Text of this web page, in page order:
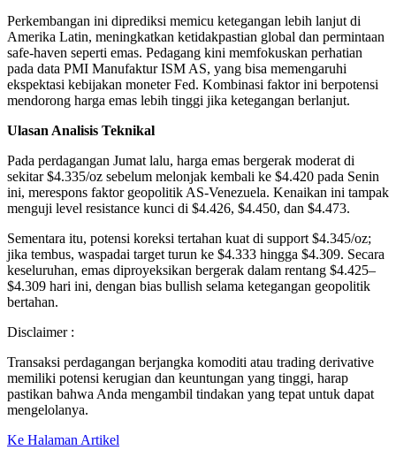
Perkembangan ini diprediksi memicu ketegangan lebih lanjut di
Amerika Latin, meningkatkan ketidakpastian global dan permintaan
safe-haven seperti emas. Pedagang kini memfokuskan perhatian
pada data PMI Manufaktur ISM AS, yang bisa memengaruhi
ekspektasi kebijakan moneter Fed. Kombinasi faktor ini berpotensi
mendorong harga emas lebih tinggi jika ketegangan berlanjut.
Ulasan Analisis Teknikal
Pada perdagangan Jumat lalu, harga emas bergerak moderat di
sekitar $4.335/oz sebelum melonjak kembali ke $4.420 pada Senin
ini, merespons faktor geopolitik AS-Venezuela. Kenaikan ini tampak
menguji level resistance kunci di $4.426, $4.450, dan $4.473.
Sementara itu, potensi koreksi tertahan kuat di support $4.345/oz;
jika tembus, waspadai target turun ke $4.333 hingga $4.309. Secara
keseluruhan, emas diproyeksikan bergerak dalam rentang $4.425–
$4.309 hari ini, dengan bias bullish selama ketegangan geopolitik
bertahan.
Disclaimer :
Transaksi perdagangan berjangka komoditi atau trading derivative
memiliki potensi kerugian dan keuntungan yang tinggi, harap
pastikan bahwa Anda mengambil tindakan yang tepat untuk dapat
mengelolanya.
Ke Halaman Artikel